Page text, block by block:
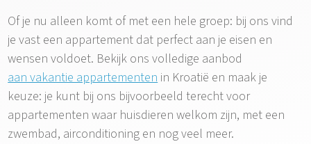
Of je nu alleen komt of met een hele groep: bij ons vind
je vast een appartement dat perfect aan je eisen en
wensen voldoet. Bekijk ons volledige aanbod
aan vakantie appartementenin Kroatië en maak je
keuze: je kunt bij ons bijvoorbeeld terecht voor
appartementen waar huisdieren welkom zijn, met een
zwembad, airconditioning en nog veel meer.